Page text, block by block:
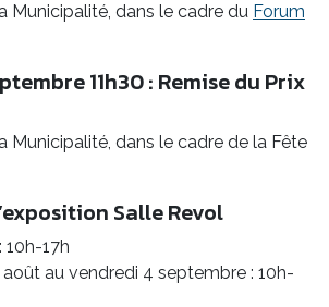
Municipalité, dans le cadre du Forum
11h30 : Remise du Prix
Municipalité, dans le cadre de la Fête
Salle Revol
10h-17h
au vendredi 4 septembre : 10h-